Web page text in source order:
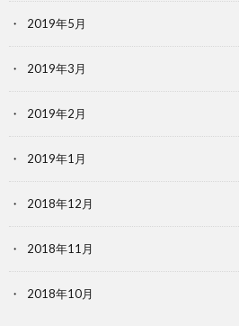
2019年5月
2019年3月
2019年2月
2019年1月
2018年12月
2018年11月
2018年10月